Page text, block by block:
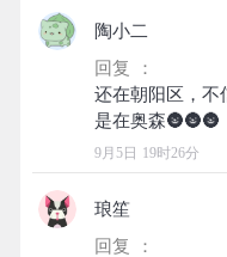
陶小二
回复 ：
还在朝阳区，不
9月5日 19时26分
琅笙
回复 ：